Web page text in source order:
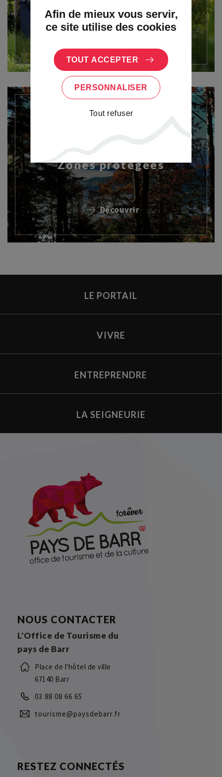
Zones protégées
Découvrir
LE PORTAIL
VIVRE
ENTREPRENDRE
LA SEIGNEURIE
NOUS CONTACTER
L'Office de Tourisme du
pays de Barr
Place de l'hôtel de ville
67140 Barr
03 88 08 66 65
tourisme@paysdebarr.fr
RESTEZ CONNECTÉS
Afin de mieux vous servir,
ce site utilise des cookies
TOUT ACCEPTER
PERSONNALISER
Tout refuser